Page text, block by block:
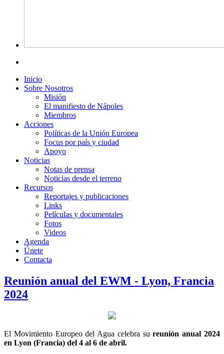
Inicio
Sobre Nosotros
Misión
El manifiesto de Nápoles
Miembros
Acciones
Políticas de la Unión Europea
Focus por país y ciudad
Apoyo
Noticias
Notas de prensa
Noticias desde el terreno
Recursos
Reportajes y publicaciones
Links
Películas y documentales
Fotos
Videos
Agenda
Únete
Contacta
Reunión anual del EWM - Lyon, Francia
2024
El Movimiento Europeo del Agua celebra sureunión anual 2024
en Lyon (Francia) del 4 al 6 de abril.